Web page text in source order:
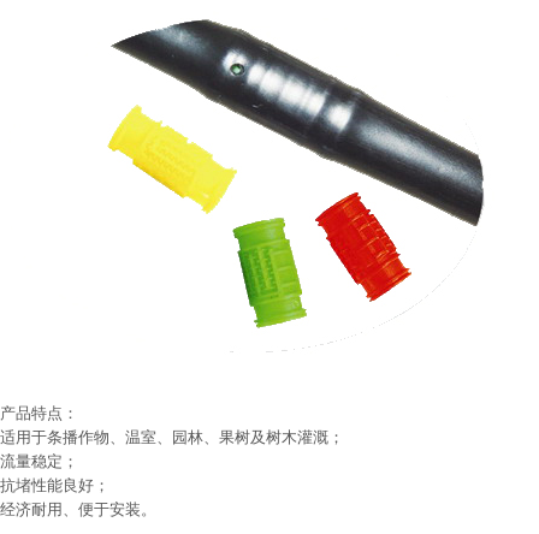
产品特点：
适用于条播作物、温室、园林、果树及树木灌溉；
流量稳定；
抗堵性能良好；
经济耐用、便于安装。